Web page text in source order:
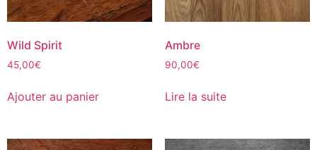
Wild Spirit
45,00€
Ajouter au panier
Ambre
90,00€
Lire la suite